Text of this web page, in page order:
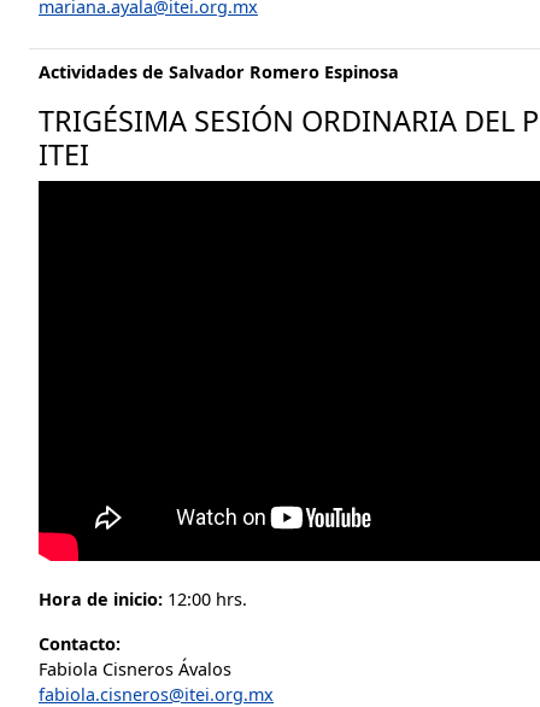
mariana.ayala@itei.org.mx
Actividades de Salvador Romero Espinosa
TRIGÉSIMA SESIÓN ORDINARIA DEL
ITEI
Hora de inicio: 12:00 hrs.
Contacto:
Fabiola Cisneros Ávalos
fabiola.cisneros@itei.org.mx